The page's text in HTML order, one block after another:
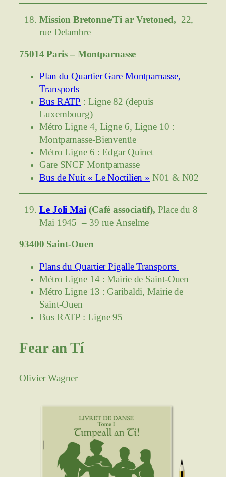
Mission Bretonne/Ti ar Vretoned, 22,
rue Delambre
75014 Paris – Montparnasse
Plan du Quartier Gare Montparnasse,
Transports
Bus RATP : Ligne 82 (depuis
Luxembourg)
Métro Ligne 4, Ligne 6, Ligne 10 :
Montparnasse-Bienvenüe
Métro Ligne 6 : Edgar Quinet
Gare SNCF Montparnasse
Bus de Nuit « Le Noctilien » N01 & N02
Le Joli Mai (Café associatif), Place du 8
Mai 1945 – 39 rue Anselme
93400 Saint-Ouen
Plans du Quartier Pigalle Transports
Métro Ligne 14 : Mairie de Saint-Ouen
Métro Ligne 13 : Garibaldi, Mairie de
Saint-Ouen
Bus RATP : Ligne 95
Fear an Tí
Olivier Wagner